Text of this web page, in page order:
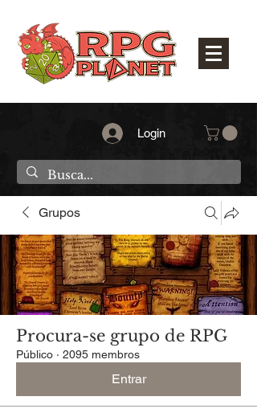
Login
Grupos
Procura-se grupo de RPG
Público · 2095 membros
Entrar